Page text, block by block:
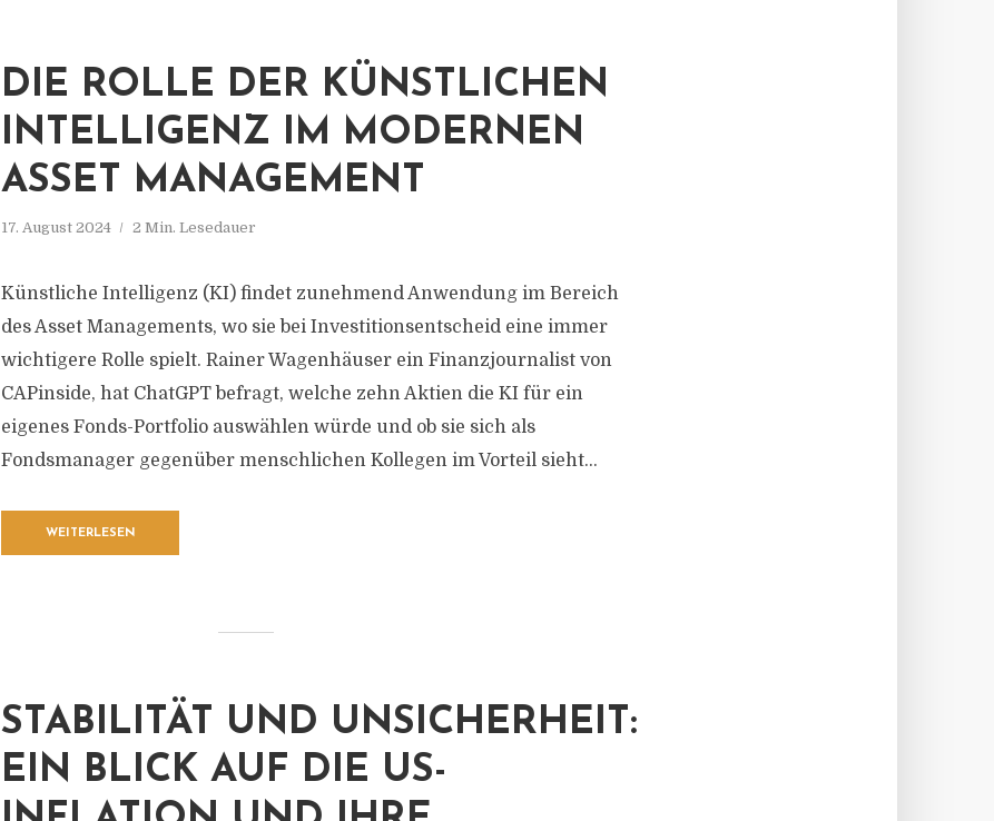
DIE ROLLE DER KÜNSTLICHEN
INTELLIGENZ IM MODERNEN
ASSET MANAGEMENT
17. August 2024 2 Min. Lesedauer
Künstliche Intelligenz (KI) findet zunehmend Anwendung im Bereich
des Asset Managements, wo sie bei Investitionsentscheid eine immer
wichtigere Rolle spielt. Rainer Wagenhäuser ein Finanzjournalist von
CAPinside, hat ChatGPT befragt, welche zehn Aktien die KI für ein
eigenes Fonds-Portfolio auswählen würde und ob sie sich als
Fondsmanager gegenüber menschlichen Kollegen im Vorteil sieht...
WEITERLESEN
STABILITÄT UND UNSICHERHEIT:
EIN BLICK AUF DIE US-